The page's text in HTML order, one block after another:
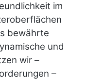
im
bewährte
und
wir –
–